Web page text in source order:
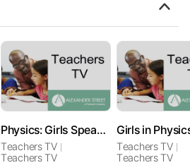
Physics: Girls Speak Out
Teachers TV
Teachers TV
Girls in
Teachers TV
Teachers TV